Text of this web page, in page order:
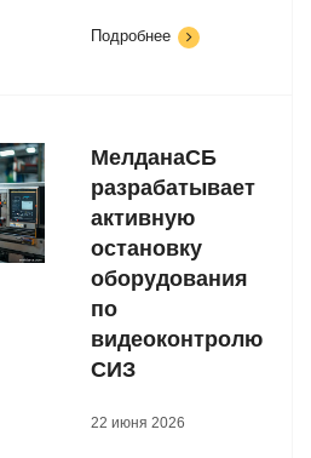
Подробнее
МелданаСБ
разрабатывает
активную
остановку
оборудования
по
видеоконтролю
СИЗ
22 июня 2026